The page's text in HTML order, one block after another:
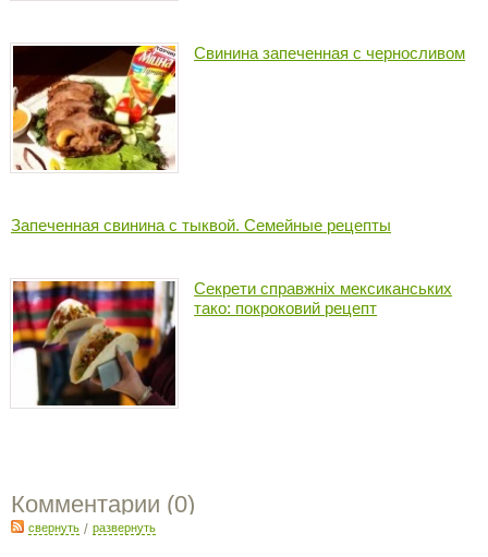
Свинина запеченная с черносливом
Запеченная свинина с тыквой. Семейные рецепты
Секрети справжніх мексиканських
тако: покроковий рецепт
Комментарии (0)
свернуть / развернуть